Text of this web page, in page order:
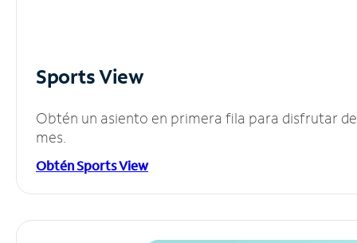
Sports View
Obtén un asiento en primera fila para disfrutar
mes.
Obtén Sports View